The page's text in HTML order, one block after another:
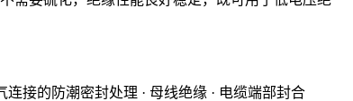
接的防潮密封处理 · 母线绝缘 · 电缆端部封合